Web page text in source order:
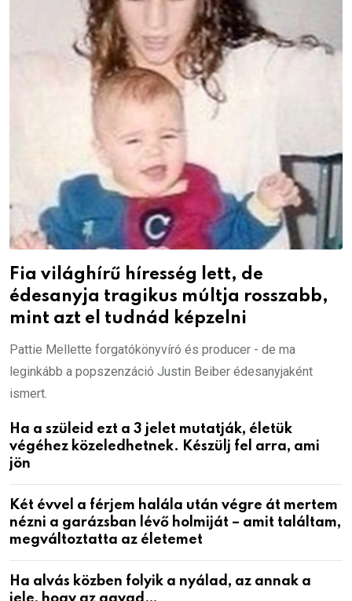
Fia világhírű híresség lett, de
édesanyja tragikus múltja rosszabb,
mint azt el tudnád képzelni
Pattie Mellette forgatókönyvíró és producer - de ma
leginkább a popszenzáció Justin Beiber édesanyjaként
ismert.
Ha a szüleid ezt a 3 jelet mutatják, életük
végéhez közeledhetnek. Készülj fel arra, ami
jön
Két évvel a férjem halála után végre át mertem
nézni a garázsban lévő holmiját – amit találtam,
megváltoztatta az életemet
Ha alvás közben folyik a nyálad, az annak a